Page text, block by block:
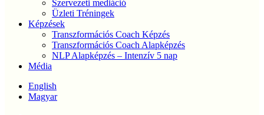
Szervezeti mediáció
Üzleti Tréningek
Képzések
Transzformációs Coach Képzés
Transzformációs Coach Alapképzés
NLP Alapképzés – Intenzív 5 nap
Média
English
Magyar